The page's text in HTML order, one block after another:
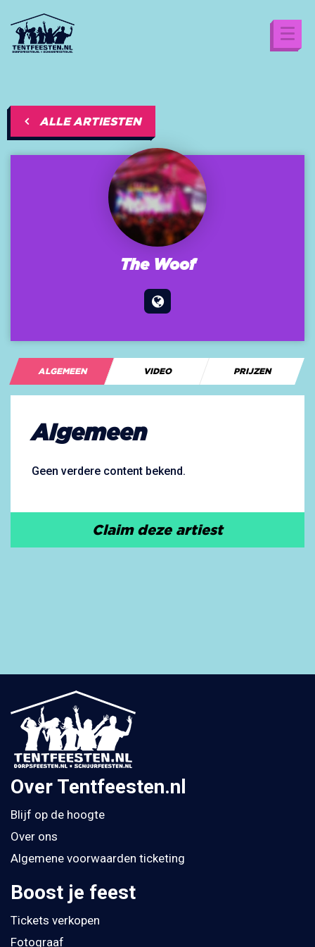
ALLE ARTIESTEN
The Woof
ALGEMEEN VIDEO PRIJZEN
Algemeen
Geen verdere content bekend.
Claim deze artiest
Over Tentfeesten.nl
Blijf op de hoogte
Over ons
Algemene voorwaarden ticketing
Boost je feest
Tickets verkopen
Fotograaf